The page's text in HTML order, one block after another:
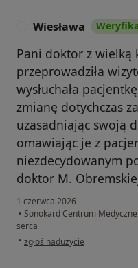
Wiesława
Pani doktor z
przeprowadziła
wysłuchała
zmianę dotychczas
uzasadniając swoją
omawiając je z
niezdecydowanym
doktor M.
1 czerwca 2026
• Sonokard Centrum Medyczne
serca
• w opinii użytkownika Wiesława
zgłoś nadużycie